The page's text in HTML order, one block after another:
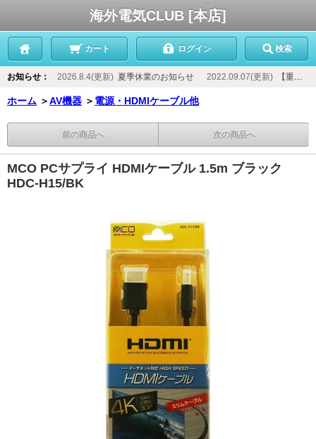
海外電気CLUB [本店]
カート ログイン 検索
お知らせ： 2026.8.4(更新) 夏季休業のお知らせ 2022.09.07(更新) 【重要】当店からのメールが届かないお客様へ
ホーム ＞AV機器 ＞ 電源・HDMIケーブル他
前の商品へ 次の商品へ
MCO PCサプライ HDMIケーブル 1.5m ブラック
HDC-H15/BK